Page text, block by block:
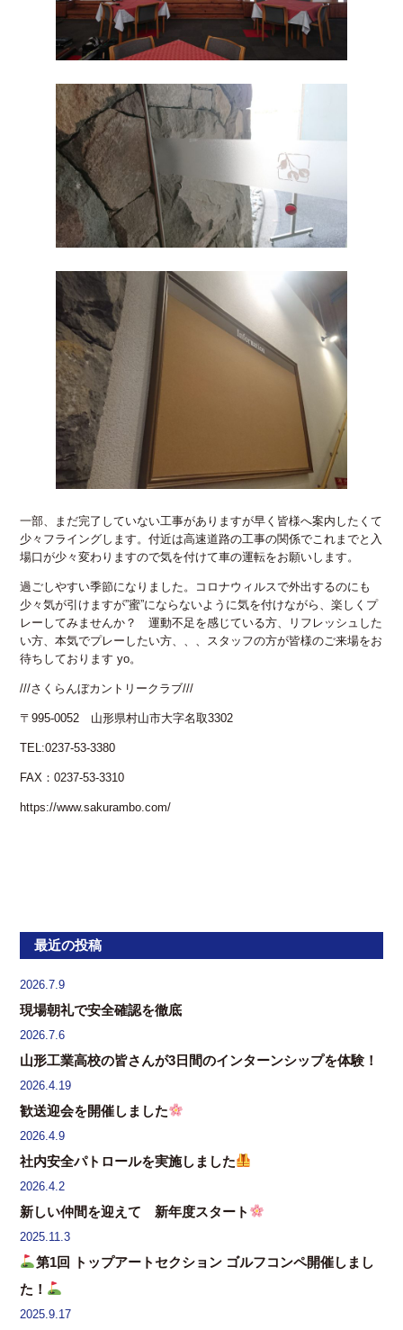
一部、まだ完了していない工事がありますが早く皆様へ案内したくて
少々フライングします。付近は高速道路の工事の関係でこれまでと入
場口が少々変わりますので気を付けて車の運転をお願いします。
過ごしやすい季節になりました。コロナウィルスで外出するのにも
少々気が引けますが”蜜”にならないように気を付けながら、楽しくプ
レーしてみませんか？ 運動不足を感じている方、リフレッシュした
い方、本気でプレーしたい方、、、スタッフの方が皆様のご来場をお
待ちしております yo。
///さくらんぼカントリークラブ///
〒995-0052 山形県村山市大字名取3302
TEL:0237-53-3380
FAX：0237-53-3310
https://www.sakurambo.com/
最近の投稿
2026.7.9
現場朝礼で安全確認を徹底
2026.7.6
山形工業高校の皆さんが3日間のインターンシップを体験！
2026.4.19
歓送迎会を開催しました
2026.4.9
社内安全パトロールを実施しました
2026.4.2
新しい仲間を迎えて 新年度スタート
2025.11.3
第1回 トップアートセクション ゴルフコンペ開催しまし
た！
2025.9.17